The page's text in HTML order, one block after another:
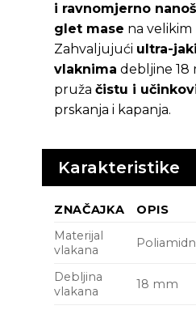
i ravnomjerno
glet mase na velikim
Zahvaljujući ultra-
vlaknima debljine 18
pruža čistu i
prskanja i kapanja.
Karakteristike
ZNAČAJKA
OPIS
Materijal
vlakana
Debljina
vlakana
18 mm